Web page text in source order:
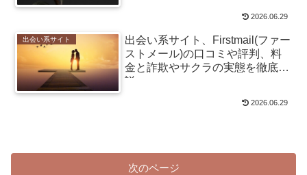
2026.06.29
出会い系サイト
出会い系サイト、Firstmail(ファー
ストメール)の口コミや評判、料
金と詐欺やサクラの実態を徹底解
説
2026.06.29
次のページ